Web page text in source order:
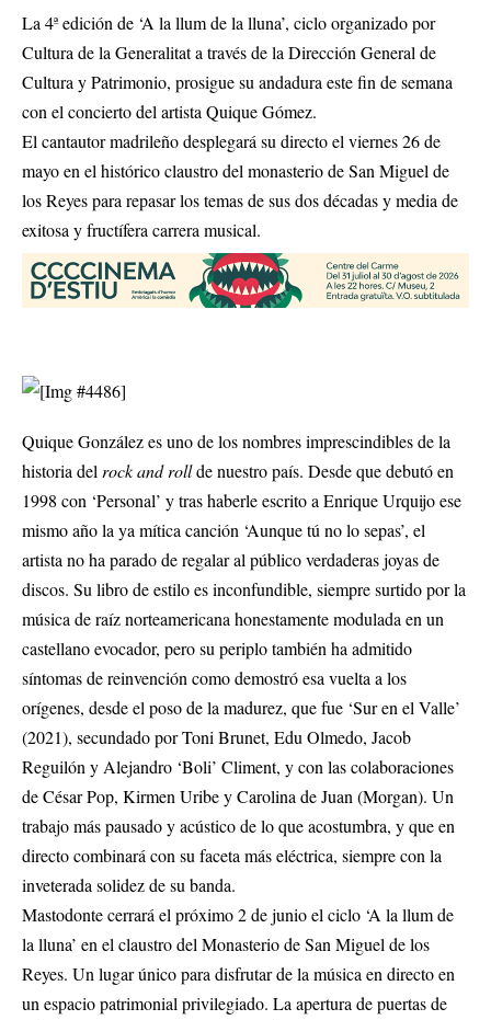
La 4ª edición de ‘A la llum de la lluna’, ciclo organizado por
Cultura de la Generalitat a través de la Dirección General de
Cultura y Patrimonio, prosigue su andadura este fin de semana
con el concierto del artista Quique Gómez.
El cantautor madrileño desplegará su directo el viernes 26 de
mayo en el histórico claustro del monasterio de San Miguel de
los Reyes para repasar los temas de sus dos décadas y media de
exitosa y fructífera carrera musical.
Quique González es uno de los nombres imprescindibles de la
historia del rock and rollde nuestro país. Desde que debutó en
1998 con ‘Personal’ y tras haberle escrito a Enrique Urquijo ese
mismo año la ya mítica canción ‘Aunque tú no lo sepas’, el
artista no ha parado de regalar al público verdaderas joyas de
discos. Su libro de estilo es inconfundible, siempre surtido por la
música de raíz norteamericana honestamente modulada en un
castellano evocador, pero su periplo también ha admitido
síntomas de reinvención como demostró esa vuelta a los
orígenes, desde el poso de la madurez, que fue ‘Sur en el Valle’
(2021), secundado por Toni Brunet, Edu Olmedo, Jacob
Reguilón y Alejandro ‘Boli’ Climent, y con las colaboraciones
de César Pop, Kirmen Uribe y Carolina de Juan (Morgan). Un
trabajo más pausado y acústico de lo que acostumbra, y que en
directo combinará con su faceta más eléctrica, siempre con la
inveterada solidez de su banda.
Mastodonte cerrará el próximo 2 de junio el ciclo ‘A la llum de
la lluna’ en el claustro del Monasterio de San Miguel de los
Reyes. Un lugar único para disfrutar de la música en directo en
un espacio patrimonial privilegiado. La apertura de puertas de